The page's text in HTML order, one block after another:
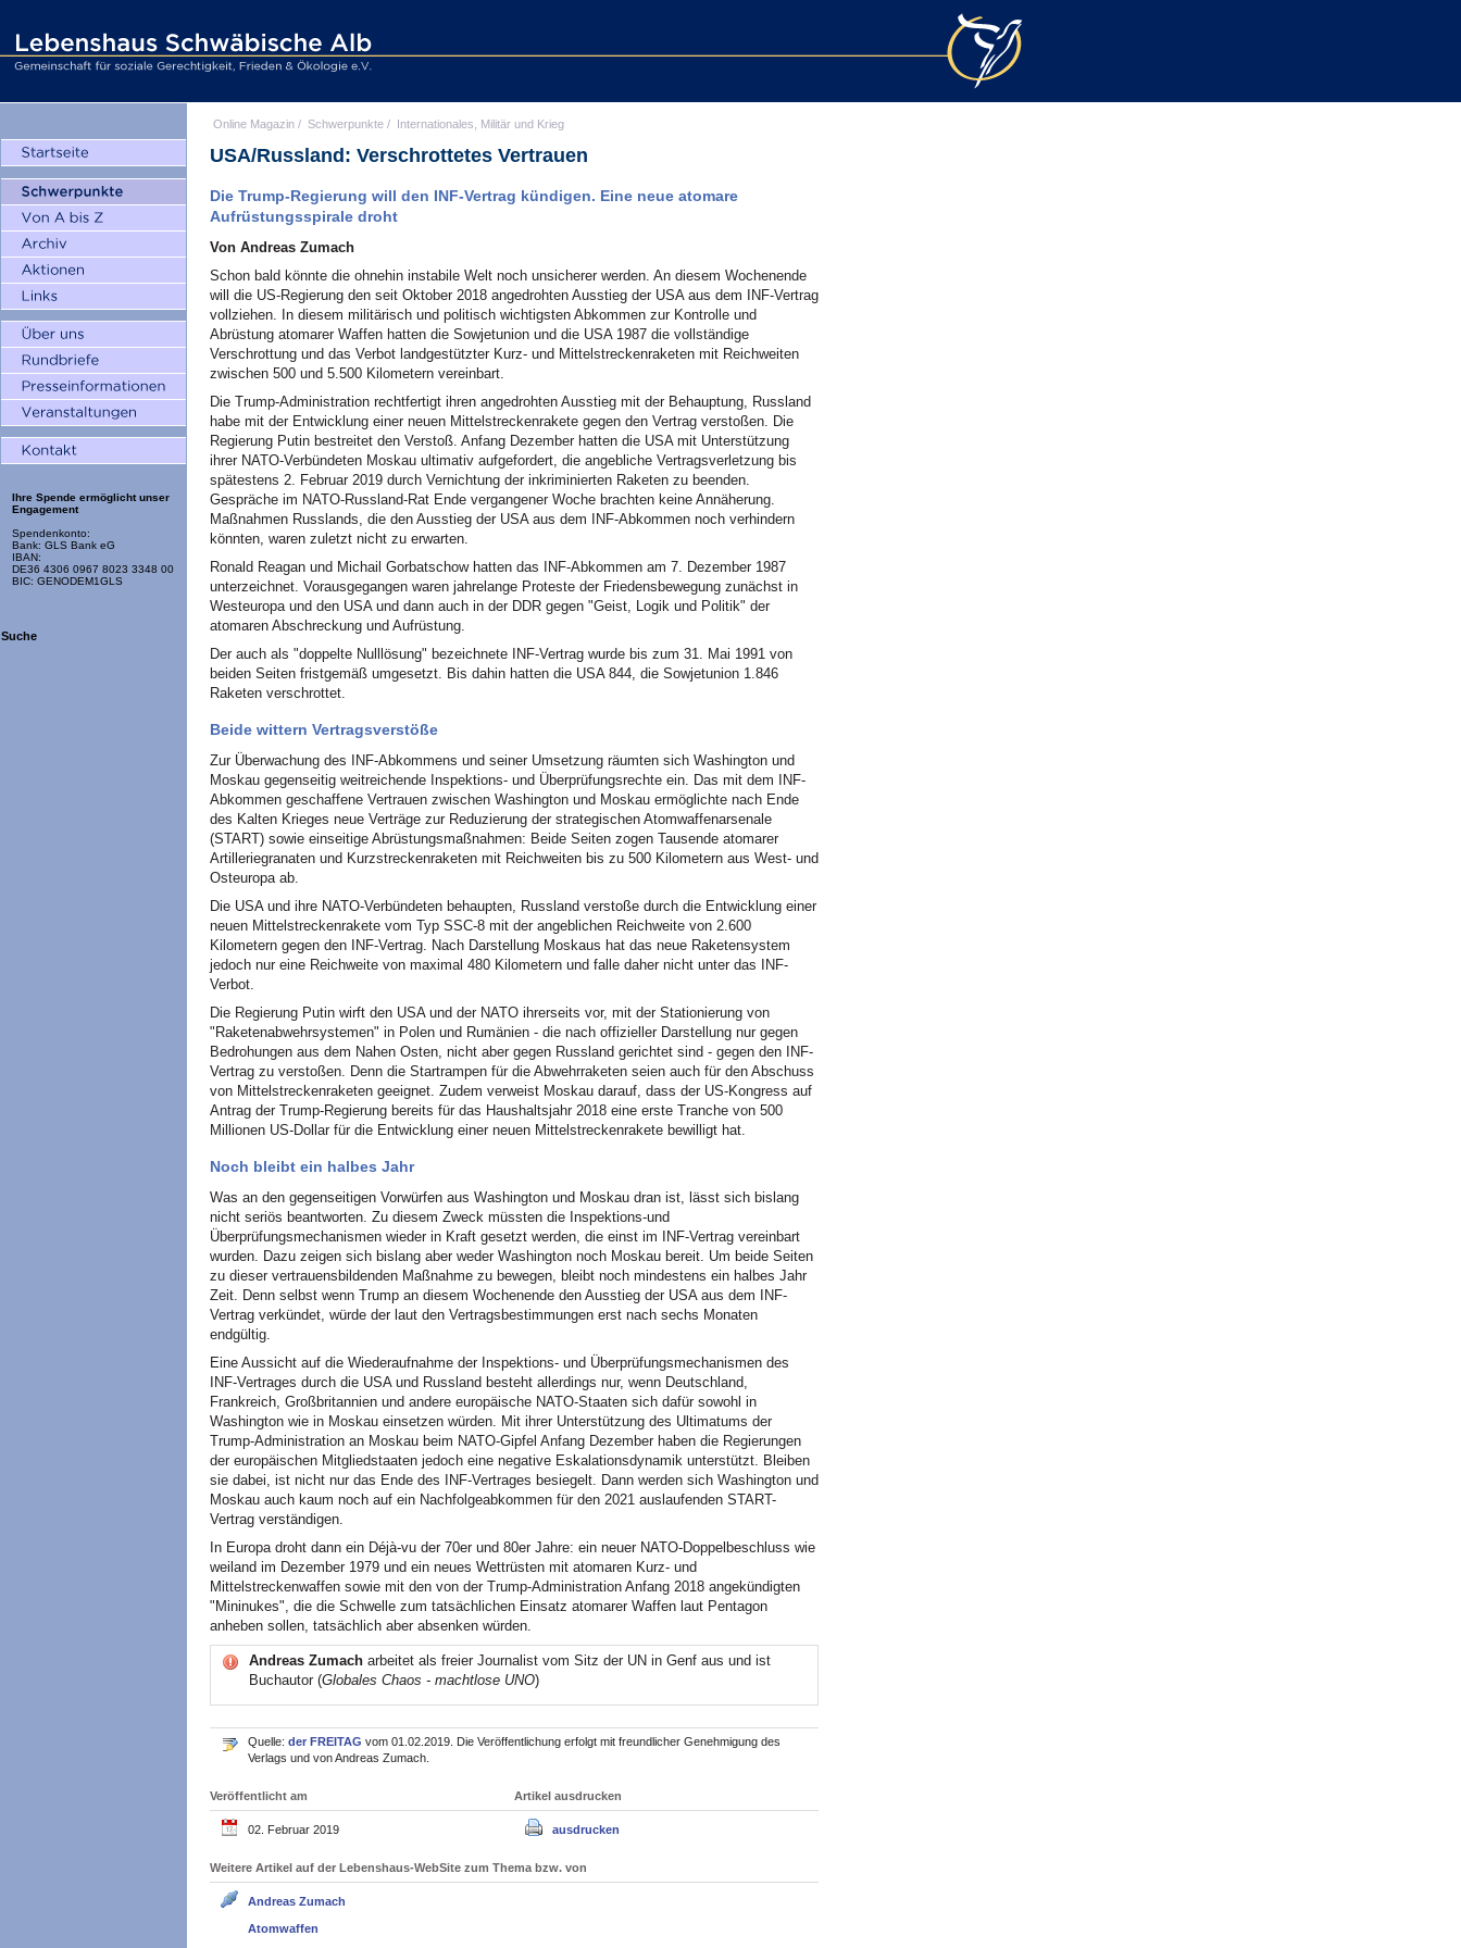
Ihre Spende ermöglicht unser
Engagement
Spendenkonto:
Bank: GLS Bank eG
IBAN:
DE36 4306 0967 8023 3348 00
BIC: GENODEM1GLS
Suche
Online Magazin / Schwerpunkte / Internationales, Militär und Krieg
USA/Russland: Verschrottetes Vertrauen
Die Trump-Regierung will den INF-Vertrag kündigen. Eine neue atomare
Aufrüstungsspirale droht
Von Andreas Zumach
Schon bald könnte die ohnehin instabile Welt noch unsicherer werden. An diesem Wochenende
will die US-Regierung den seit Oktober 2018 angedrohten Ausstieg der USA aus dem INF-Vertrag
vollziehen. In diesem militärisch und politisch wichtigsten Abkommen zur Kontrolle und
Abrüstung atomarer Waffen hatten die Sowjetunion und die USA 1987 die vollständige
Verschrottung und das Verbot landgestützter Kurz- und Mittelstreckenraketen mit Reichweiten
zwischen 500 und 5.500 Kilometern vereinbart.
Die Trump-Administration rechtfertigt ihren angedrohten Ausstieg mit der Behauptung, Russland
habe mit der Entwicklung einer neuen Mittelstreckenrakete gegen den Vertrag verstoßen. Die
Regierung Putin bestreitet den Verstoß. Anfang Dezember hatten die USA mit Unterstützung
ihrer NATO-Verbündeten Moskau ultimativ aufgefordert, die angebliche Vertragsverletzung bis
spätestens 2. Februar 2019 durch Vernichtung der inkriminierten Raketen zu beenden.
Gespräche im NATO-Russland-Rat Ende vergangener Woche brachten keine Annäherung.
Maßnahmen Russlands, die den Ausstieg der USA aus dem INF-Abkommen noch verhindern
könnten, waren zuletzt nicht zu erwarten.
Ronald Reagan und Michail Gorbatschow hatten das INF-Abkommen am 7. Dezember 1987
unterzeichnet. Vorausgegangen waren jahrelange Proteste der Friedensbewegung zunächst in
Westeuropa und den USA und dann auch in der DDR gegen "Geist, Logik und Politik" der
atomaren Abschreckung und Aufrüstung.
Der auch als "doppelte Nulllösung" bezeichnete INF-Vertrag wurde bis zum 31. Mai 1991 von
beiden Seiten fristgemäß umgesetzt. Bis dahin hatten die USA 844, die Sowjetunion 1.846
Raketen verschrottet.
Beide wittern Vertragsverstöße
Zur Überwachung des INF-Abkommens und seiner Umsetzung räumten sich Washington und
Moskau gegenseitig weitreichende Inspektions- und Überprüfungsrechte ein. Das mit dem INF-
Abkommen geschaffene Vertrauen zwischen Washington und Moskau ermöglichte nach Ende
des Kalten Krieges neue Verträge zur Reduzierung der strategischen Atomwaffenarsenale
(START) sowie einseitige Abrüstungsmaßnahmen: Beide Seiten zogen Tausende atomarer
Artilleriegranaten und Kurzstreckenraketen mit Reichweiten bis zu 500 Kilometern aus West- und
Osteuropa ab.
Die USA und ihre NATO-Verbündeten behaupten, Russland verstoße durch die Entwicklung einer
neuen Mittelstreckenrakete vom Typ SSC-8 mit der angeblichen Reichweite von 2.600
Kilometern gegen den INF-Vertrag. Nach Darstellung Moskaus hat das neue Raketensystem
jedoch nur eine Reichweite von maximal 480 Kilometern und falle daher nicht unter das INF-
Verbot.
Die Regierung Putin wirft den USA und der NATO ihrerseits vor, mit der Stationierung von
"Raketenabwehrsystemen" in Polen und Rumänien - die nach offizieller Darstellung nur gegen
Bedrohungen aus dem Nahen Osten, nicht aber gegen Russland gerichtet sind - gegen den INF-
Vertrag zu verstoßen. Denn die Startrampen für die Abwehrraketen seien auch für den Abschuss
von Mittelstreckenraketen geeignet. Zudem verweist Moskau darauf, dass der US-Kongress auf
Antrag der Trump-Regierung bereits für das Haushaltsjahr 2018 eine erste Tranche von 500
Millionen US-Dollar für die Entwicklung einer neuen Mittelstreckenrakete bewilligt hat.
Noch bleibt ein halbes Jahr
Was an den gegenseitigen Vorwürfen aus Washington und Moskau dran ist, lässt sich bislang
nicht seriös beantworten. Zu diesem Zweck müssten die Inspektions-und
Überprüfungsmechanismen wieder in Kraft gesetzt werden, die einst im INF-Vertrag vereinbart
wurden. Dazu zeigen sich bislang aber weder Washington noch Moskau bereit. Um beide Seiten
zu dieser vertrauensbildenden Maßnahme zu bewegen, bleibt noch mindestens ein halbes Jahr
Zeit. Denn selbst wenn Trump an diesem Wochenende den Ausstieg der USA aus dem INF-
Vertrag verkündet, würde der laut den Vertragsbestimmungen erst nach sechs Monaten
endgültig.
Eine Aussicht auf die Wiederaufnahme der Inspektions- und Überprüfungsmechanismen des
INF-Vertrages durch die USA und Russland besteht allerdings nur, wenn Deutschland,
Frankreich, Großbritannien und andere europäische NATO-Staaten sich dafür sowohl in
Washington wie in Moskau einsetzen würden. Mit ihrer Unterstützung des Ultimatums der
Trump-Administration an Moskau beim NATO-Gipfel Anfang Dezember haben die Regierungen
der europäischen Mitgliedstaaten jedoch eine negative Eskalationsdynamik unterstützt. Bleiben
sie dabei, ist nicht nur das Ende des INF-Vertrages besiegelt. Dann werden sich Washington und
Moskau auch kaum noch auf ein Nachfolgeabkommen für den 2021 auslaufenden START-
Vertrag verständigen.
In Europa droht dann ein Déjà-vu der 70er und 80er Jahre: ein neuer NATO-Doppelbeschluss wie
weiland im Dezember 1979 und ein neues Wettrüsten mit atomaren Kurz- und
Mittelstreckenwaffen sowie mit den von der Trump-Administration Anfang 2018 angekündigten
"Mininukes", die die Schwelle zum tatsächlichen Einsatz atomarer Waffen laut Pentagon
anheben sollen, tatsächlich aber absenken würden.
Andreas Zumach arbeitet als freier Journalist vom Sitz der UN in Genf aus und ist
Buchautor (Globales Chaos - machtlose UNO)
Quelle: der FREITAG vom 01.02.2019. Die Veröffentlichung erfolgt mit freundlicher Genehmigung des
Verlags und von Andreas Zumach.
Veröffentlicht am
02. Februar 2019
Artikel ausdrucken
ausdrucken
Weitere Artikel auf der Lebenshaus-WebSite zum Thema bzw. von
Andreas Zumach
Atomwaffen